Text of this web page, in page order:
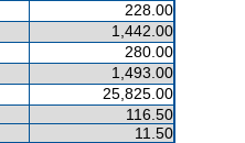
228.00
1,442.00
280.00
1,493.00
25,825.00
116.50
11.50